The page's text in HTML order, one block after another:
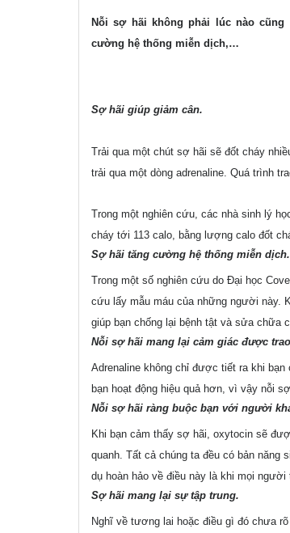
Nỗi sợ hãi không phải lúc nào
cường hệ thống miễn dịch,…
Sợ hãi giúp giảm cân.
Trải qua một chút sợ hãi sẽ đốt cháy
trải qua một dòng adrenaline. Quá trình
Trong một nghiên cứu, các nhà sinh lý
cháy tới 113 calo, bằng lượng calo đốt
Sợ hãi tăng cường hệ thống miễn dịch.
Trong một số nghiên cứu do Đại học
cứu lấy mẫu máu của những người này.
giúp bạn chống lại bệnh tật và sửa chữa
Nỗi sợ hãi mang lại cảm giác được
Adrenaline không chỉ được tiết ra khi
bạn hoạt động hiệu quả hơn, vì vậy nỗi
Nỗi sợ hãi ràng buộc bạn với người
Khi bạn cảm thấy sợ hãi, oxytocin sẽ
quanh. Tất cả chúng ta đều có bản
dụ hoàn hảo về điều này là khi mọi
Sợ hãi mang lại sự tập trung.
Nghĩ về tương lai hoặc điều gì đó chưa